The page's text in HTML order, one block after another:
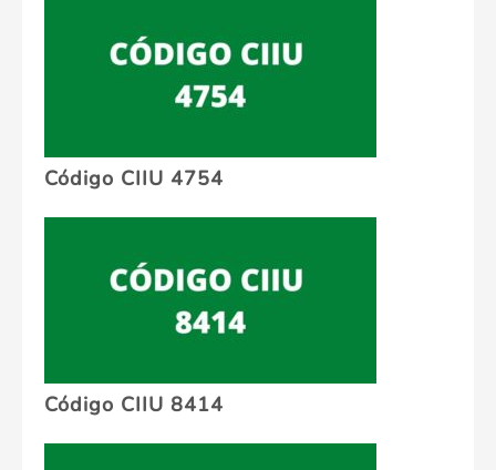
Código CIIU 4754
Código CIIU 8414